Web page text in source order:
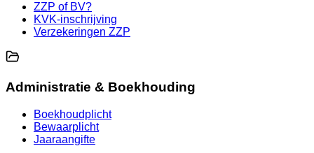
ZZP of BV?
KVK-inschrijving
Verzekeringen ZZP
Administratie & Boekhouding
Boekhoudplicht
Bewaarplicht
Jaaraangifte